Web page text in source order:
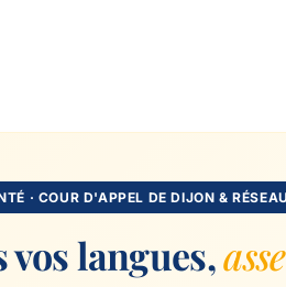
· COUR D'APPEL DE DIJON & RÉSEAU
vos langues,